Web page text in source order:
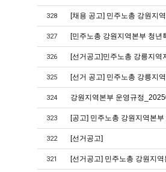
328 [채용 공고] 민주노총 강원지
327 [민주노총 강원지역본부 청년
326 [선거공고]민주노총 강릉지역
325 [선거 공고] 민주노총 강릉지
324 강원지역본부 운영규정
323 [공고] 민주노총 강원지역본
322 [선거공고]
321 [선거공고] 민주노총 강원지